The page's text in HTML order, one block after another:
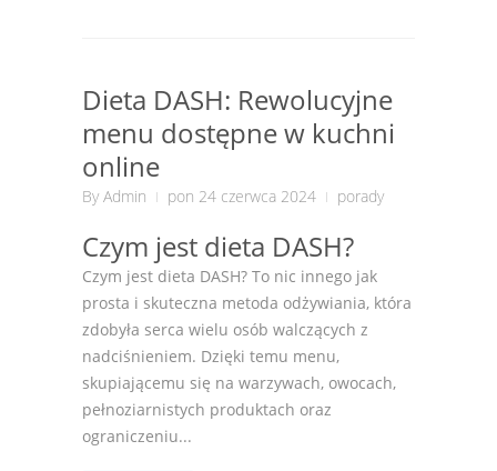
Dieta DASH: Rewolucyjne
menu dostępne w kuchni
online
ByAdmin pon 24 czerwca 2024 porady
Czym jest dieta DASH?
Czym jest dieta DASH? To nic innego jak
prosta i skuteczna metoda odżywiania, która
zdobyła serca wielu osób walczących z
nadciśnieniem. Dzięki temu menu,
skupiającemu się na warzywach, owocach,
pełnoziarnistych produktach oraz
ograniczeniu...